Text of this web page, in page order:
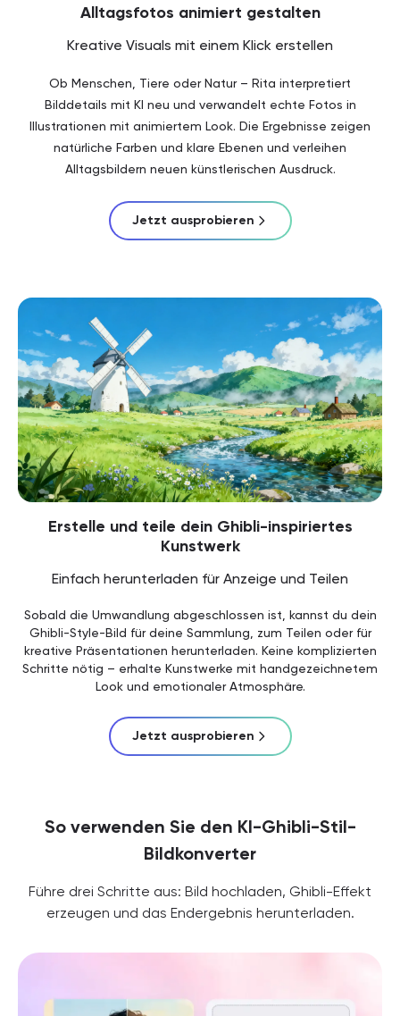
Alltagsfotos animiert gestalten
Kreative Visuals mit einem Klick erstellen
Ob Menschen, Tiere oder Natur – Rita interpretiert
Bilddetails mit KI neu und verwandelt echte Fotos in
Illustrationen mit animiertem Look. Die Ergebnisse zeigen
natürliche Farben und klare Ebenen und verleihen
Alltagsbildern neuen künstlerischen Ausdruck.
Jetzt ausprobieren
Erstelle und teile dein Ghibli-inspiriertes
Kunstwerk
Einfach herunterladen für Anzeige und Teilen
Sobald die Umwandlung abgeschlossen ist, kannst du dein
Ghibli-Style-Bild für deine Sammlung, zum Teilen oder für
kreative Präsentationen herunterladen. Keine komplizierten
Schritte nötig – erhalte Kunstwerke mit handgezeichnetem
Look und emotionaler Atmosphäre.
Jetzt ausprobieren
So verwenden Sie den KI-Ghibli-Stil-
Bildkonverter
Führe drei Schritte aus: Bild hochladen, Ghibli-Effekt
erzeugen und das Endergebnis herunterladen.